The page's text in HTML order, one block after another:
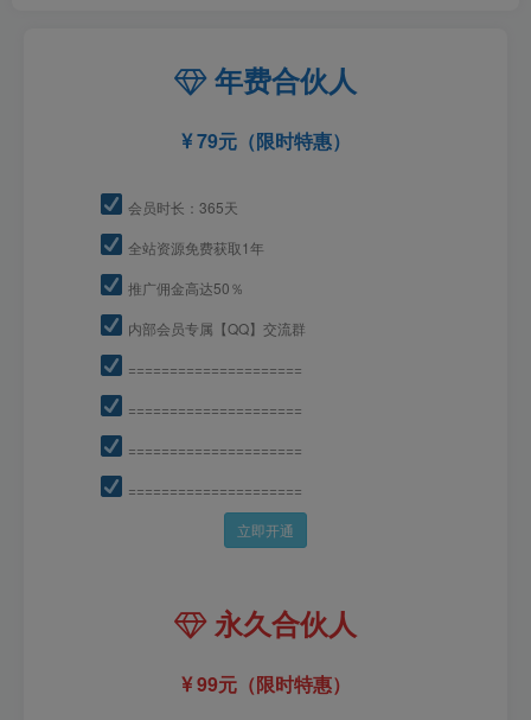
年费合伙人
79元（限时特惠）
会员时长：365天
全站资源免费获取1年
推广佣金高达50％
内部会员专属【QQ】交流群
=====================
=====================
=====================
=====================
立即开通
永久合伙人
99元（限时特惠）